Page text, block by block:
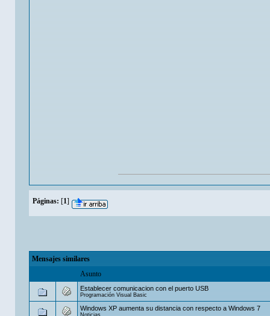
Páginas: [1]
Mensajes similares
Asunto
Establecer comunicacion con el puerto USB
Programación Visual Basic
Windows XP aumenta su distancia con respecto a Windows 7
Noticias